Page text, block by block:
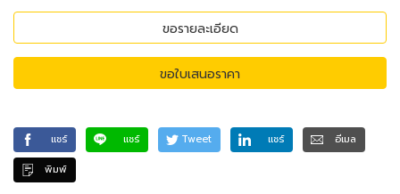
ขอรายละเอียด
ขอใบเสนอราคา
แชร์ แชร์ Tweet แชร์
อีเมล
พิมพ์